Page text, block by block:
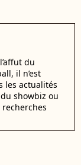
du
il n’est
les actualités
showbiz ou